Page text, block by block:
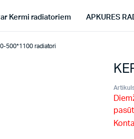
Kermi radiatoriem APKURES
500*1100 radiatori